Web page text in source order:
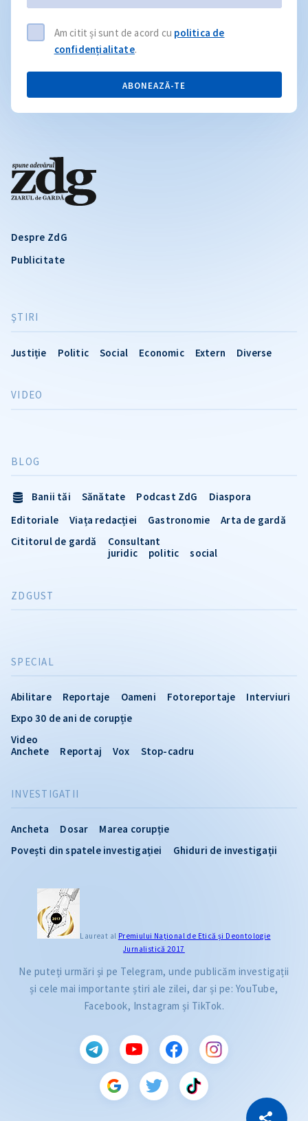
Despre ZdG
Publicitate
ŞTIRI
Justiție Politic Social Economic Extern Diverse
INVESTIGATII
Ancheta Dosar
Marea corupție
Povești din spatele investigației
Ghiduri de investigații
VIDEO
SPECIAL
Abilitare Reportaje Oameni Fotoreportaje
Interviuri
Expo 30 de ani de corupție
Video
Anchete
Reportaj Vox Stop-cadru
BLOG
Banii tăi Sănătate Podcast ZdG
Diaspora
Editoriale
Viața redacției Gastronomie
Arta de gardă
Cititorul de gardă
Consultant
juridic
politic social
ZDGUST
Am citit și sunt de acord cu politica de
confidențialitate.
ABONEAZĂ-TE
Laureat al Premiului Naţional de Etică și Deontologie
Jurnalistică 2017
Ne puteți urmări și pe Telegram, unde publicăm investigații
și cele mai importante știri ale zilei, dar și pe: YouTube,
Facebook, Instagram și TikTok.